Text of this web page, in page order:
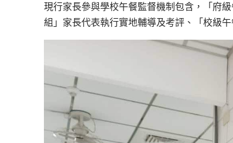
現行家長參與學校午餐監督機制包含，「府
組」家長代表執行實地輔導及考評、「校級